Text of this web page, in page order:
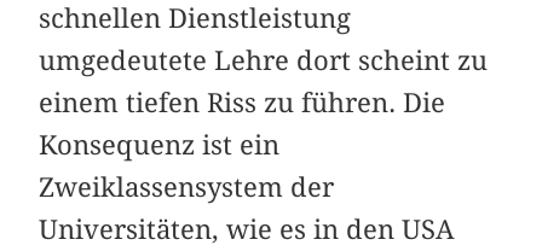
schnellen Dienstleistung
umgedeutete Lehre dort scheint zu
einem tiefen Riss zu führen. Die
Konsequenz ist ein
Zweiklassensystem der
Universitäten, wie es in den USA